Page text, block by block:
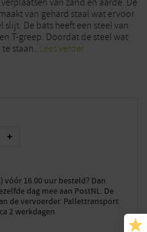
van zand en aarde. De
van gehard staal wat ervoor
De bats heeft een steel van
T-greep. Doordat de steel wat
staan. Lees verder
vóór 16.00 uur besteld? Dan
dag mee aan PostNL. De
de vervoerder. Pallettransport
2 werkdagen